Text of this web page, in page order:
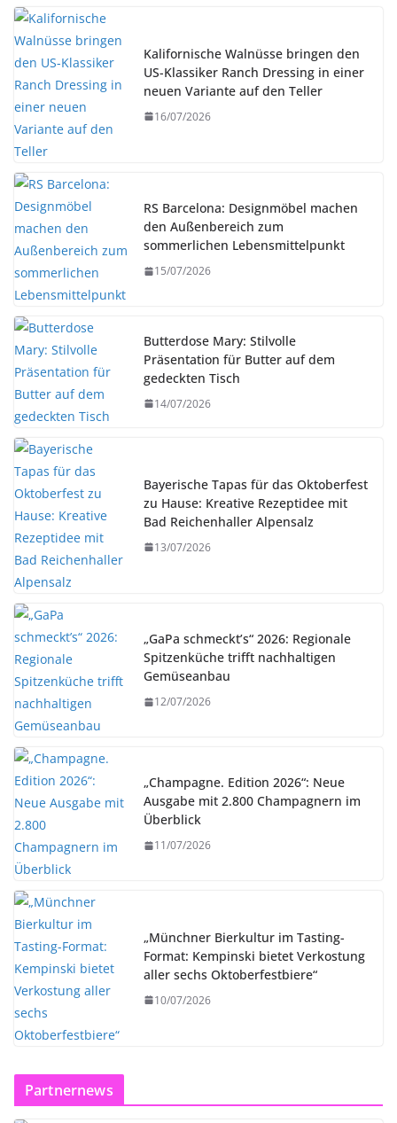
Kalifornische Walnüsse bringen den
US-Klassiker Ranch Dressing in einer
neuen Variante auf den Teller
16/07/2026
RS Barcelona: Designmöbel machen
den Außenbereich zum
sommerlichen Lebensmittelpunkt
15/07/2026
Butterdose Mary: Stilvolle
Präsentation für Butter auf dem
gedeckten Tisch
14/07/2026
Bayerische Tapas für das Oktoberfest
zu Hause: Kreative Rezeptidee mit
Bad Reichenhaller Alpensalz
13/07/2026
„GaPa schmeckt’s“ 2026: Regionale
Spitzenküche trifft nachhaltigen
Gemüseanbau
12/07/2026
„Champagne. Edition 2026“: Neue
Ausgabe mit 2.800 Champagnern im
Überblick
11/07/2026
„Münchner Bierkultur im Tasting-
Format: Kempinski bietet Verkostung
aller sechs Oktoberfestbiere“
10/07/2026
Partnernews